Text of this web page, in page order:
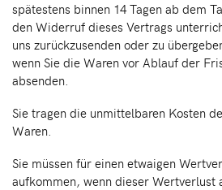
spätestens binnen 14 Tagen ab dem
den Widerruf dieses Vertrags
uns zurückzusenden oder zu
wenn Sie die Waren vor Ablauf der
absenden.
Sie tragen die unmittelbaren Kosten
Waren.
Sie müssen für einen etwaigen
aufkommen, wenn dieser Wertverlust